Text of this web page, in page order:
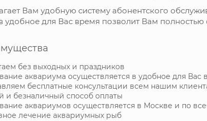
Вам удобную систему абонентского
для Вас время позволит Вам полностью
без выходных и праздников
аквариума осуществляется в удобное для Вас
бесплатные консультации всем нашим
и безналичный способ оплаты
аквариумов осуществляется в Москве и по
лечение аквариумных рыб